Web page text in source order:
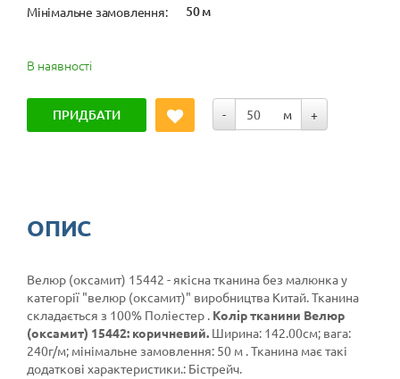
Мінімальне замовлення: 50 м
В наявності
ПРИДБАТИ - м +
ОПИС
Велюр (оксамит) 15442 - якісна тканина без малюнка у
категорії "велюр (оксамит)" виробництва Китай. Тканина
складається з 100% Поліестер . Колір тканини Велюр
(оксамит) 15442: коричневий. Ширина: 142.00см; вага:
240г/м; мінімальне замовлення: 50 м . Тканина має такі
додаткові характеристики.: Бістрейч.